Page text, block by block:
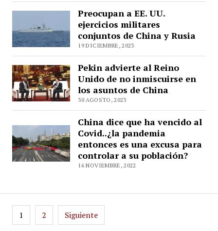
Preocupan a EE. UU.
ejercicios militares
conjuntos de China y Rusia
19 DICIEMBRE, 2023
Pekin advierte al Reino
Unido de no inmiscuirse en
los asuntos de China
30 AGOSTO, 2023
China dice que ha vencido al
Covid..¿la pandemia
entonces es una excusa para
controlar a su población?
16 NOVIEMBRE, 2022
Paginación
de
1 2 Siguiente